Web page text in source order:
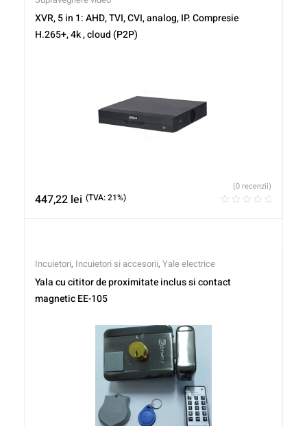
XVR, 5 in 1: AHD, TVI, CVI, analog, IP. Compresie
H.265+, 4k , cloud (P2P)
447,22 lei (TVA: 21%)
(0 recenzii)
Incuietori, Incuietori si accesorii, Yale electrice
Yala cu cititor de proximitate inclus si contact
magnetic EE-105